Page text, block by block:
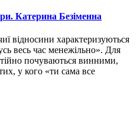
Катерина Безіменна
відносини характеризуються
весь час менежільно». Для
почуваються винними,
у кого «ти сама все